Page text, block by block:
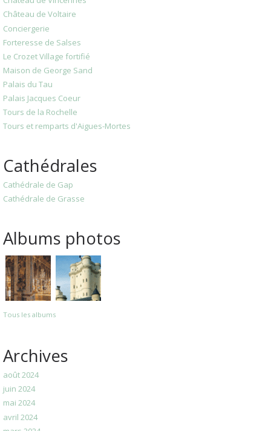
Château de Voltaire
Conciergerie
Forteresse de Salses
Le Crozet Village fortifié
Maison de George Sand
Palais du Tau
Palais Jacques Coeur
Tours de la Rochelle
Tours et remparts d'Aigues-Mortes
Cathédrales
Cathédrale de Gap
Cathédrale de Grasse
Albums photos
Tous les albums
Archives
août 2024
juin 2024
mai 2024
avril 2024